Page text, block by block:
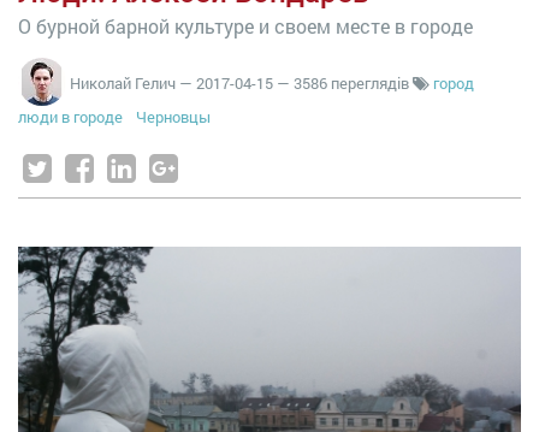
О бурной барной культуре и своем месте в городе
Николай Гелич — 2017-04-15 — 3586 переглядів
город
люди в городе
Черновцы